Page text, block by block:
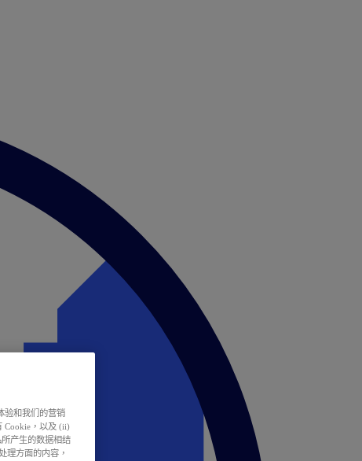
验和我们的营销
Cookie，以及 (ii)
产生的数据相结
理方面的内容，